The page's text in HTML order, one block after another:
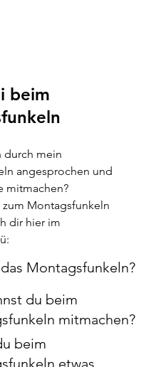
beim
durch mein
angesprochen und
mitmachen?
zum Montagsfunkeln
dir hier im
Montagsfunkeln?
du beim
mitmachen?
beim
etwas